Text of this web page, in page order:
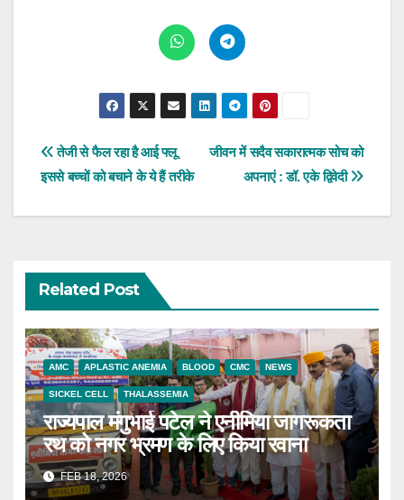
Post
navigation
जीवन में सदैव सकारात्मक सोच को
अपनाएं : डॉ. एके द्विवेदी
तेजी से फैल रहा है आई फ्लू
इससे बच्चों को बचाने के ये हैं तरीके
Related Post
AMC APLASTIC ANEMIA BLOOD CMC NEWS
SICKEL CELL THALASSEMIA
राज्यपाल मंगुभाई पटेल ने एनीमिया जागरूकता
रथ को नगर भ्रमण के लिए किया रवाना
FEB 18, 2026